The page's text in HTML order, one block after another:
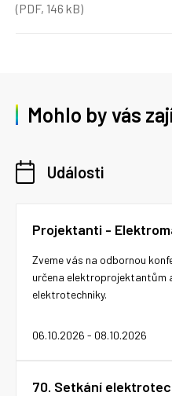
(PDF, 146 kB)
Mohlo by vás
Události
Projektanti -
06.10.2026 - 08.10.2026
Zveme vás na odbornou
určena elektroprojektantům
elektrotechniky.
70. Setkání